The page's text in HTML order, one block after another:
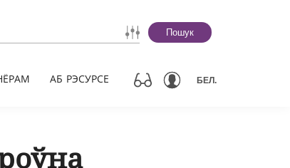
Пошук
АБ РЭСУРСЕ БЕЛ.